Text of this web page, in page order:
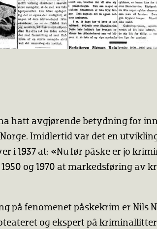
hatt avgjørende betydning for
Imidlertid var det en
i 1937 at: «Nu før påske er jo
og 1970 at markedsføring av
på fenomenet påskekrim er Nils
og ekspert på